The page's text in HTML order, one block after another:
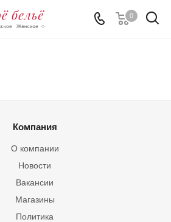
0
Компания
О компании
Новости
Вакансии
Магазины
Политика